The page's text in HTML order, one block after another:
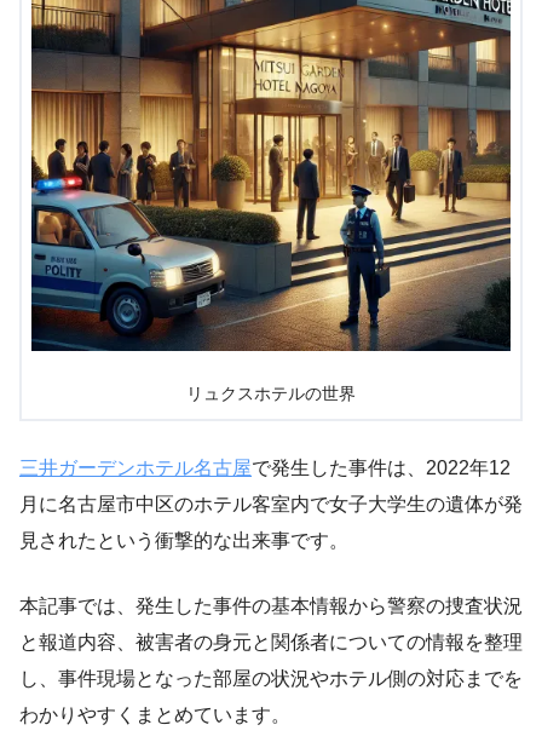
リュクスホテルの世界
三井ガーデンホテル名古屋で発生した事件は、2022年12
月に名古屋市中区のホテル客室内で女子大学生の遺体が発
見されたという衝撃的な出来事です。
本記事では、発生した事件の基本情報から警察の捜査状況
と報道内容、被害者の身元と関係者についての情報を整理
し、事件現場となった部屋の状況やホテル側の対応までを
わかりやすくまとめています。